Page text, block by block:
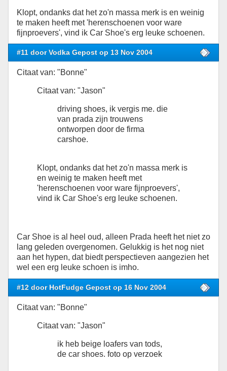
Klopt, ondanks dat het zo'n massa merk is en weinig
te maken heeft met 'herenschoenen voor ware
fijnproevers', vind ik Car Shoe's erg leuke schoenen.
#11 door Vodka Gepost op 13 Nov 2004
Citaat van: "Bonne"
Citaat van: "Jason"
driving shoes, ik vergis me. die
van prada zijn trouwens
ontworpen door de firma
carshoe.
Klopt, ondanks dat het zo'n massa merk is
en weinig te maken heeft met
'herenschoenen voor ware fijnproevers',
vind ik Car Shoe's erg leuke schoenen.
Car Shoe is al heel oud, alleen Prada heeft het niet zo
lang geleden overgenomen. Gelukkig is het nog niet
aan het hypen, dat biedt perspectieven aangezien het
wel een erg leuke schoen is imho.
#12 door HotFudge Gepost op 16 Nov 2004
Citaat van: "Bonne"
Citaat van: "Jason"
ik heb beige loafers van tods,
de car shoes. foto op verzoek